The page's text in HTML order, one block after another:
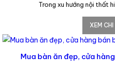
Trong xu hướng nội thất
XEM
Mua bàn ăn đẹp, cửa